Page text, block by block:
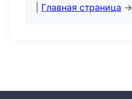
Главная страница →